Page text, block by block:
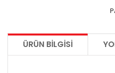
ÜRÜN BILGISI